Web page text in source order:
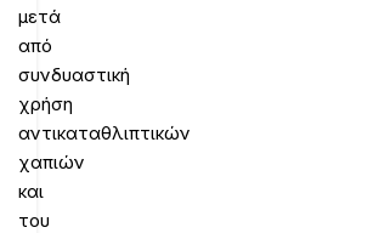
μετά
από
συνδυαστική
χρήση
αντικαταθλιπτικών
χαπιών
και
του